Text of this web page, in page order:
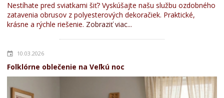
Nestíhate pred sviatkami šiť? Vyskúšajte našu službu ozdobného
zatavenia obrusov z polyesterových dekoračiek. Praktické,
krásne a rýchle riešenie. Zobraziť viac...
10.03.2026
Folklórne oblečenie na Veľkú noc